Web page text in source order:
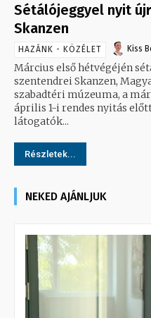
Sétálójeggyel nyit
Skanzen
HAZÁNK - KÖZÉLET Kiss
Március első hétvégéjén
szentendrei Skanzen,
szabadtéri múzeuma, a
április 1-i rendes nyitás
látogatók...
Részletek...
NEKED AJÁNLJUK